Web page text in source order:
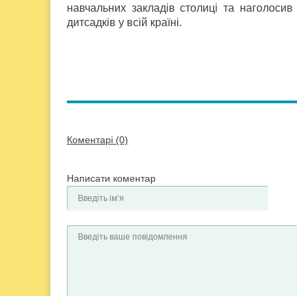
навчальних закладів столиці та
дитсадків у всій країні.
Коментарі (0)
Написати коментар